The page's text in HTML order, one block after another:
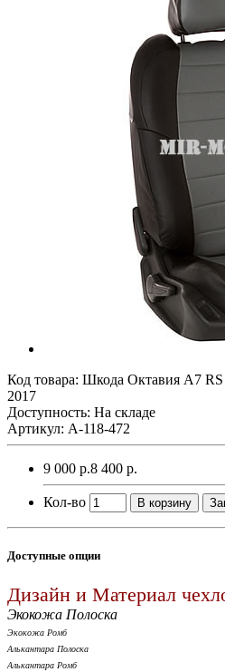
Код товара: Шкода Октавия А7 RS
2017
Доступность: На складе
Артикул: A-118-472
9 000 р.8 400 р.
Кол-во В корзину
Доступные опции
Дизайн и Материал
Экокожа Полоска
Экокожа Ромб
Алькантара Полоска
Алькантара Ромб